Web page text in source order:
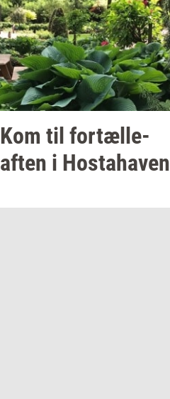
Kom til fortælle-​
aften i Hosta­ha­ven